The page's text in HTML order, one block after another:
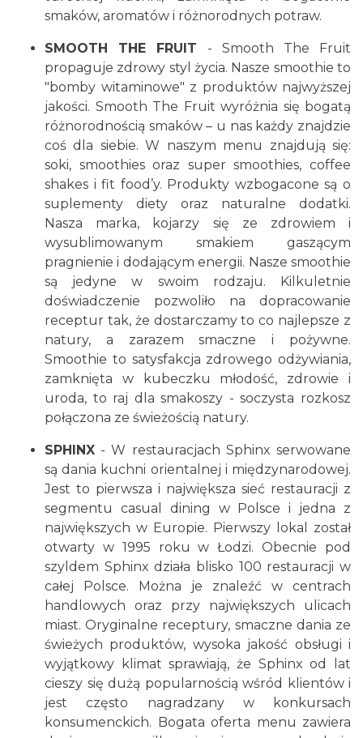
smaków, aromatów i różnorodnych potraw.
SMOOTH THE FRUIT - Smooth The Fruit
propaguje zdrowy styl życia. Nasze smoothie to
"bomby witaminowe" z produktów najwyższej
jakości. Smooth The Fruit wyróżnia się bogatą
różnorodnością smaków – u nas każdy znajdzie
coś dla siebie. W naszym menu znajdują się:
soki, smoothies oraz super smoothies, coffee
shakes i fit food’y. Produkty wzbogacone są o
suplementy diety oraz naturalne dodatki.
Nasza marka, kojarzy się ze zdrowiem i
wysublimowanym smakiem gaszącym
pragnienie i dodającym energii. Nasze smoothie
są jedyne w swoim rodzaju. Kilkuletnie
doświadczenie pozwoliło na dopracowanie
receptur tak, że dostarczamy to co najlepsze z
natury, a zarazem smaczne i pożywne.
Smoothie to satysfakcja zdrowego odżywiania,
zamknięta w kubeczku młodość, zdrowie i
uroda, to raj dla smakoszy - soczysta rozkosz
połączona ze świeżością natury.
SPHINX - W restauracjach Sphinx serwowane
są dania kuchni orientalnej i międzynarodowej.
Jest to pierwsza i największa sieć restauracji z
segmentu casual dining w Polsce i jedna z
największych w Europie. Pierwszy lokal został
otwarty w 1995 roku w Łodzi. Obecnie pod
szyldem Sphinx działa blisko 100 restauracji w
całej Polsce. Można je znaleźć w centrach
handlowych oraz przy największych ulicach
miast. Oryginalne receptury, smaczne dania ze
świeżych produktów, wysoka jakość obsługi i
wyjątkowy klimat sprawiają, że Sphinx od lat
cieszy się dużą popularnością wśród klientów i
jest często nagradzany w konkursach
konsumenckich. Bogata oferta menu zawiera